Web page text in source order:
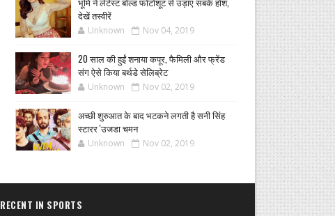
देखें तस्वीरें
Unknown Nov 04, 2019
20 साल की हुईं शनाया कपूर, फैमिली और फ्रेंड
संग ऐसे किया बर्थडे सेलिब्रेट
Unknown Nov 02, 2019
अच्छी शुरुआत के बाद भटकने लगती है सनी सिंह
स्टारर 'उजडा चमन
Unknown Nov 02, 2019
RECENT IN SPORTS